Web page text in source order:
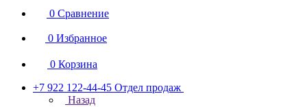
0 Сравнение
0 Избранное
0 Корзина
+7 922 122-44-45 Отдел продаж
Назад